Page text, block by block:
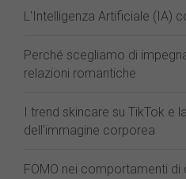
L'Intelligenza Artificiale (IA)
Perché scegliamo di
relazioni romantiche
I trend skincare su TikTok e
dell'immagine corporea
FOMO nei comportamenti di